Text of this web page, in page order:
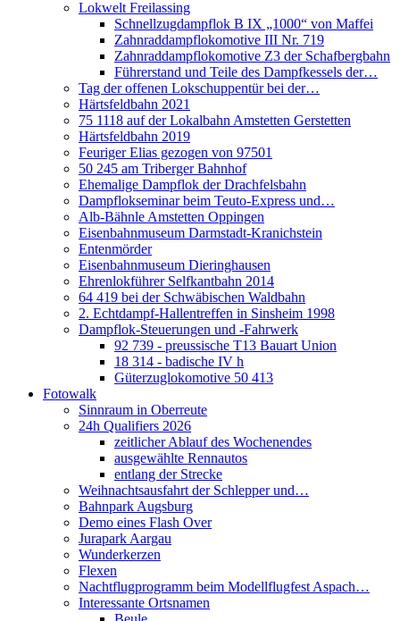
Lokwelt Freilassing
Schnellzugdampflok B IX „1000“ von Maffei
Zahnraddampflokomotive III Nr. 719
Zahnraddampflokomotive Z3 der Schafbergbahn
Führerstand und Teile des Dampfkessels der…
Tag der offenen Lokschuppentür bei der…
Härtsfeldbahn 2021
75 1118 auf der Lokalbahn Amstetten Gerstetten
Härtsfeldbahn 2019
Feuriger Elias gezogen von 97501
50 245 am Triberger Bahnhof
Ehemalige Dampflok der Drachfelsbahn
Dampflokseminar beim Teuto-Express und…
Alb-Bähnle Amstetten Oppingen
Eisenbahnmuseum Darmstadt-Kranichstein
Entenmörder
Eisenbahnmuseum Dieringhausen
Ehrenlokführer Selfkantbahn 2014
64 419 bei der Schwäbischen Waldbahn
2. Echtdampf-Hallentreffen in Sinsheim 1998
Dampflok-Steuerungen und -Fahrwerk
92 739 - preussische T13 Bauart Union
18 314 - badische IV h
Güterzuglokomotive 50 413
Fotowalk
Sinnraum in Oberreute
24h Qualifiers 2026
zeitlicher Ablauf des Wochenendes
ausgewählte Rennautos
entlang der Strecke
Weihnachtsausfahrt der Schlepper und…
Bahnpark Augsburg
Demo eines Flash Over
Jurapark Aargau
Wunderkerzen
Flexen
Nachtflugprogramm beim Modellflugfest Aspach…
Interessante Ortsnamen